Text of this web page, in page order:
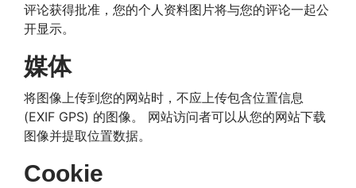
评论获得批准，您的个人资料图片将与您的评论一起公
开显示。
媒体
将图像上传到您的网站时，不应上传包含位置信息
(EXIF GPS) 的图像。 网站访问者可以从您的网站下载
图像并提取位置数据。
Cookie